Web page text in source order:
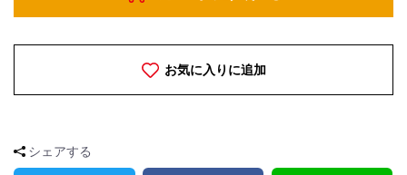
お気に入りに追加
シェアする